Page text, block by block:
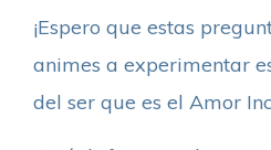
¡Espero que estas
animes a experimentar
del ser que es el Amor